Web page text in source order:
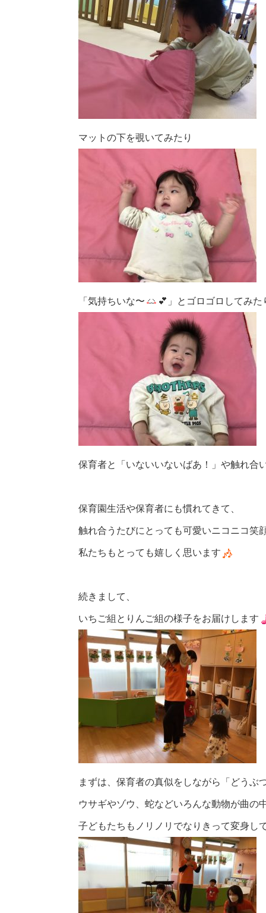
マットの下を覗いてみたり
「気持ちいな〜 💕」と ゴロゴロしてみた
保育者と「いないいないばあ！」や触れ合
保育園生活や保育者にも慣れてきて、
触れ合うたびにとっても可愛いニコニコ笑
私たちもとっても嬉しく思います
続きまして、
いちご組とりんご組の様子をお届けします
まずは、保育者の真似をしながら「どうぶ
ウサギやゾウ、蛇などいろんな動物が曲の
子どもたちもノリノリでなりきって変身し